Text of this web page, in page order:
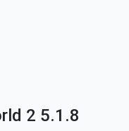
2 5.1.8